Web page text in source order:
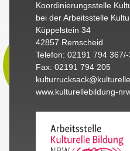
Koordinierungsstelle
bei der Arbeitsstelle
Küppelstein 34
42857 Remscheid
Telefon: 02191 794
Fax: 02191 794 205
www.kulturellebildung-